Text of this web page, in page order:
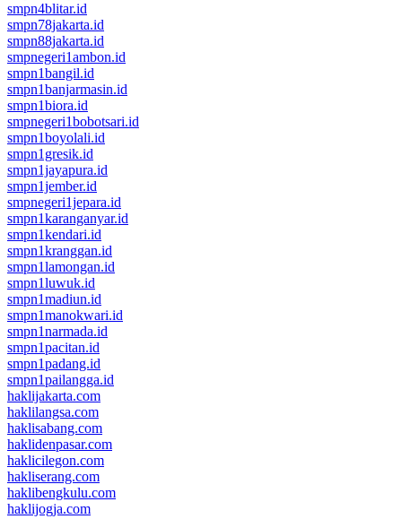
smpn4blitar.id
smpn78jakarta.id
smpn88jakarta.id
smpnegeri1ambon.id
smpn1bangil.id
smpn1banjarmasin.id
smpn1biora.id
smpnegeri1bobotsari.id
smpn1boyolali.id
smpn1gresik.id
smpn1jayapura.id
smpn1jember.id
smpnegeri1jepara.id
smpn1karanganyar.id
smpn1kendari.id
smpn1kranggan.id
smpn1lamongan.id
smpn1luwuk.id
smpn1madiun.id
smpn1manokwari.id
smpn1narmada.id
smpn1pacitan.id
smpn1padang.id
smpn1pailangga.id
haklijakarta.com
haklilangsa.com
haklisabang.com
haklidenpasar.com
haklicilegon.com
hakliserang.com
haklibengkulu.com
haklijogja.com